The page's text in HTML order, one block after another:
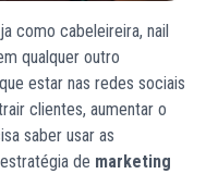
como cabeleireira, nail
qualquer outro
estar nas redes sociais
clientes, aumentar o
saber usar as
de marketing